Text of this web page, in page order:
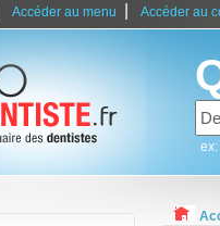
Accéder au menu Accéder au